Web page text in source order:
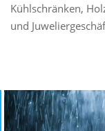
Kühlschränken,
und